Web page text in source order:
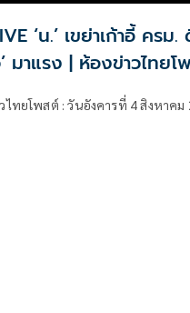
‘น.’ เขย่าเก้าอี้ ครม
มาแรง | ห้องข่าวไทย
ไทยโพสต์ : วันอังคารที่ 4 สิงหาคม